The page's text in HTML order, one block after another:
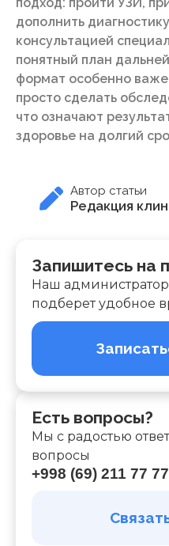
дополнить
консультацией
понятный план
формат особенно
просто сделать
что означают
здоровье на долгий
Автор статьи
Редакция
Запишитесь на
Наш
подберет удобное
Есть вопросы?
Мы с радостью
вопросы
+998 (69) 211 77 77